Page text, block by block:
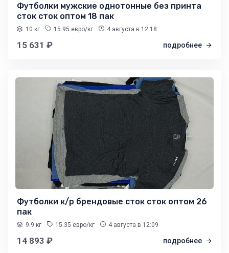
Футболки мужские однотонные без принта
сток сток оптом 18 пак
10 кг 15.95 евро/кг 4 августа в 12:18
15 631 ₽ подробнее
Футболки к/р брендовые сток сток оптом 26
пак
9.9 кг 15.35 евро/кг 4 августа в 12:09
14 893 ₽ подробнее